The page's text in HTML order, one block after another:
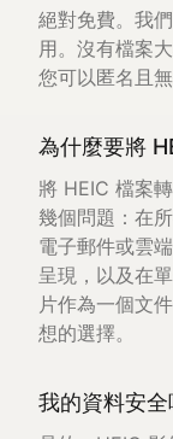
絕對免費。我
用。沒有檔案
您可以匿名且
為什麼要將
將 HEIC 檔案
幾個問題：在
電子郵件或雲
呈現，以及在
片作為一個文
想的選擇。
我的資料安全